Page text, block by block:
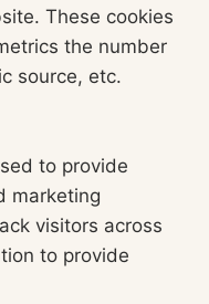
These cookies
the number
source, etc.
to provide
marketing
visitors across
to provide